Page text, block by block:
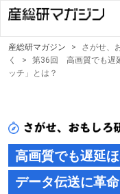
産総研マガジン >
さがせ、
く
>
第36回 高画質でも遅
ッチ」とは？
高画質でも遅延ほ
データ伝送に革